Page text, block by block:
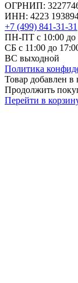
ОГРНИП:
ИНН: 4223
+7 (499) 841-31-31
ПН-ПТ с 10:00 до
СБ c 11:00 до
ВС выходной
Политика
Товар добавлен в
Продолжить
Перейти в